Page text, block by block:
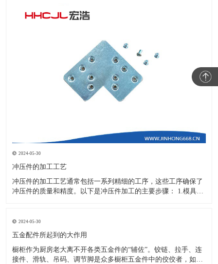
2024-05-30
冲压件的加工工艺
冲压件的加工工艺通常包括一系列精细的工序，这些工序确保了
冲压件的质量和精度。以下是冲压件加工的主要步骤： 1.模具设
开料与落料：在图纸上标注尺寸后，根据图纸要求选择合适的板
材。然
2024-05-30
五金配件所起到的大作用
橱柜作为厨房老大离不开各类五金件的“辅佐”。铰链、拉手、连
接件、滑轨、吊码、调节脚是众多橱柜五金件中的佼佼者，如果